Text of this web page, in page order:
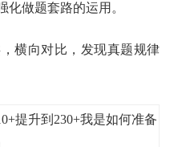
做题套路的运用。
横向对比，发现真题规律